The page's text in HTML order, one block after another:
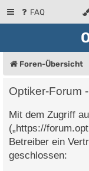
FAQ
Foren-Übersicht
Optiker-Forum
Mit dem Zugriff
(„https://
Betreiber ein
geschlossen: